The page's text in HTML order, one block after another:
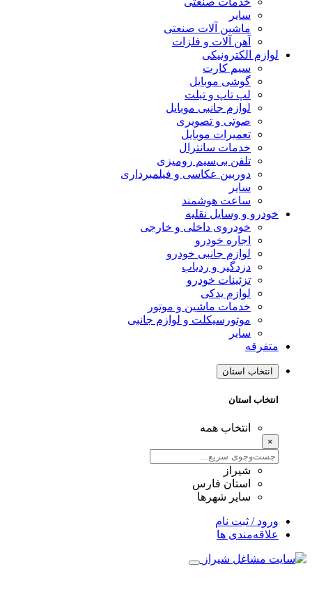
سایر
ماشین آلات صنعتی
آهن آلات و فلزات
لوازم الکترونیکی
سیم کارت
گوشی موبایل
لپ تاپ و تبلت
لوازم جانبی موبایل
صوتی و تصویری
تعمیرات موبایل
خدمات سانترال
تلفن بی‌سیم رومیزی
دوربین عکاسی و فیلمبرداری
سایر
ساعت هوشمند
خودرو و وسایل نقلیه
خودروی داخلی و خارجی
اجاره خودرو
لوازم جانبی خودرو
دزدگیر و ردیاب
تزئینات خودرو
لوازم یدکی
خدمات ماشین و موتور
موتورسیکلت و لوازم جانبی
سایر
متفرقه
انتخاب استان
انتخاب استان
انتخاب همه
×
شیراز
استان فارس
سایر شهرها
ورود / ثبت نام
علاقه‌مندی ها